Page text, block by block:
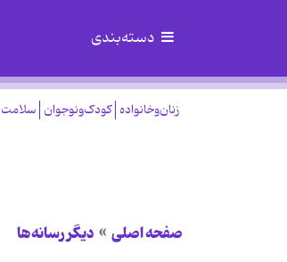
دسته‌بندی
زنان‌وخانواده کودک‌ونوجوان سلامت
صفحه اصلی دیگر رسانه‌ها